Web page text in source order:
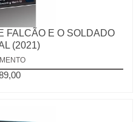
FALCÃO E O SOLDADO
(2021)